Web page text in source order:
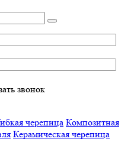
звонок
черепица Композитная
Керамическая черепица